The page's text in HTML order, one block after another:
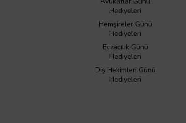
Hediyeleri
Hemşireler Günü
Hediyeleri
Eczacılık Günü
Hediyeleri
Diş Hekimleri Günü
Hediyeleri